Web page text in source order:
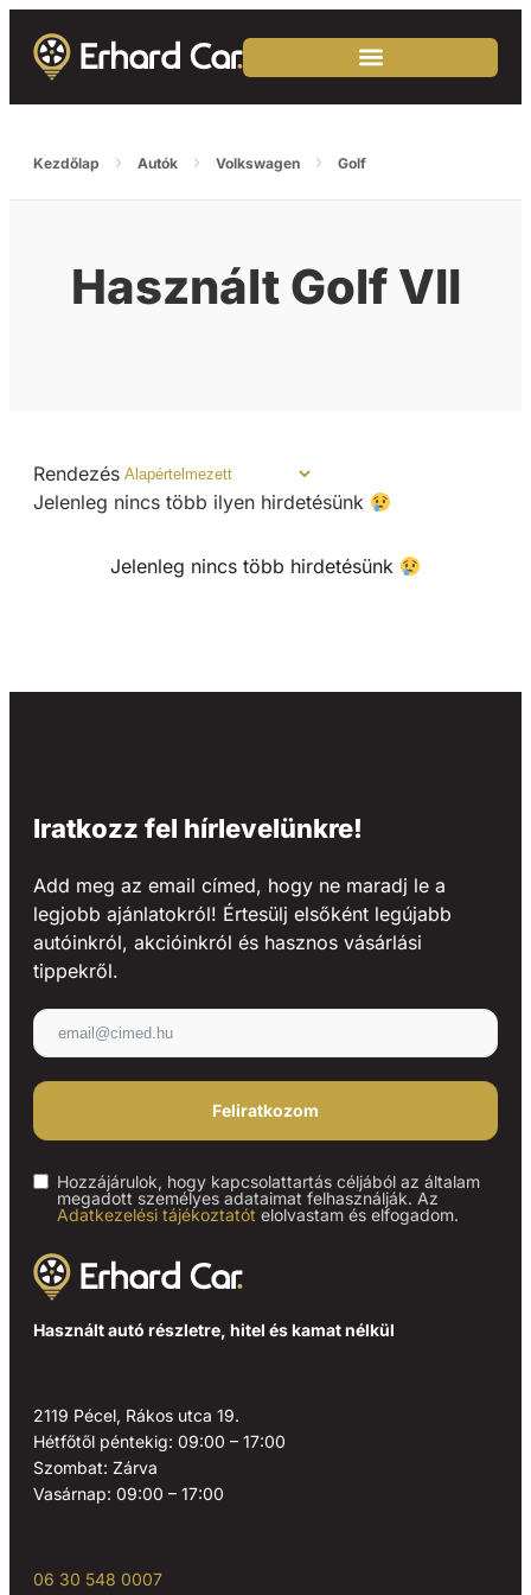
Kezdőlap › Autók › Volkswagen › Golf
Használt Golf VII
Rendezés
Jelenleg nincs több ilyen hirdetésünk
Jelenleg nincs több hirdetésünk
Használt autó részletre, hitel és kamat nélkül
2119 Pécel, Rákos utca 19.
Hétfőtől péntekig: 09:00 – 17:00
Szombat: Zárva
Vasárnap: 09:00 – 17:00
06 30 548 0007
Iratkozz fel hírlevelünkre!
Add meg az email címed, hogy ne maradj le a
legjobb ajánlatokról! Értesülj elsőként legújabb
autóinkról, akcióinkról és hasznos vásárlási
tippekről.
Feliratkozom
Hozzájárulok, hogy kapcsolattartás céljából az általam
megadott személyes adataimat felhasználják. Az
Adatkezelési tájékoztatót elolvastam és elfogadom.